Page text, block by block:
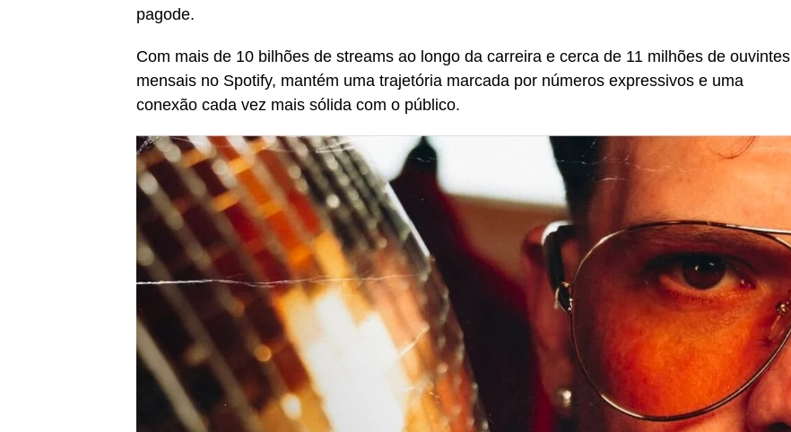
pagode.
Com mais de 10 bilhões de streams ao longo da carreira e cerca de 11 milhões de ouvintes
mensais no Spotify, mantém uma trajetória marcada por números expressivos e uma
conexão cada vez mais sólida com o público.